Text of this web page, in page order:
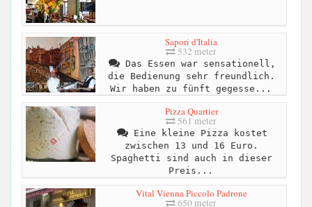
Sapori d'Italia
532 meter
Das Essen war sensationell,
die Bedienung sehr freundlich.
Wir haben zu fünft gegesse...
Pizza Quartier
561 meter
Eine kleine Pizza kostet
zwischen 13 und 16 Euro.
Spaghetti sind auch in dieser
Preis...
Vital Vienna Piccolo Padrone
650 meter